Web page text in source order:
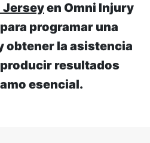
Jerseyen Omni Injury
programar una
obtener la asistencia
resultados
esencial.